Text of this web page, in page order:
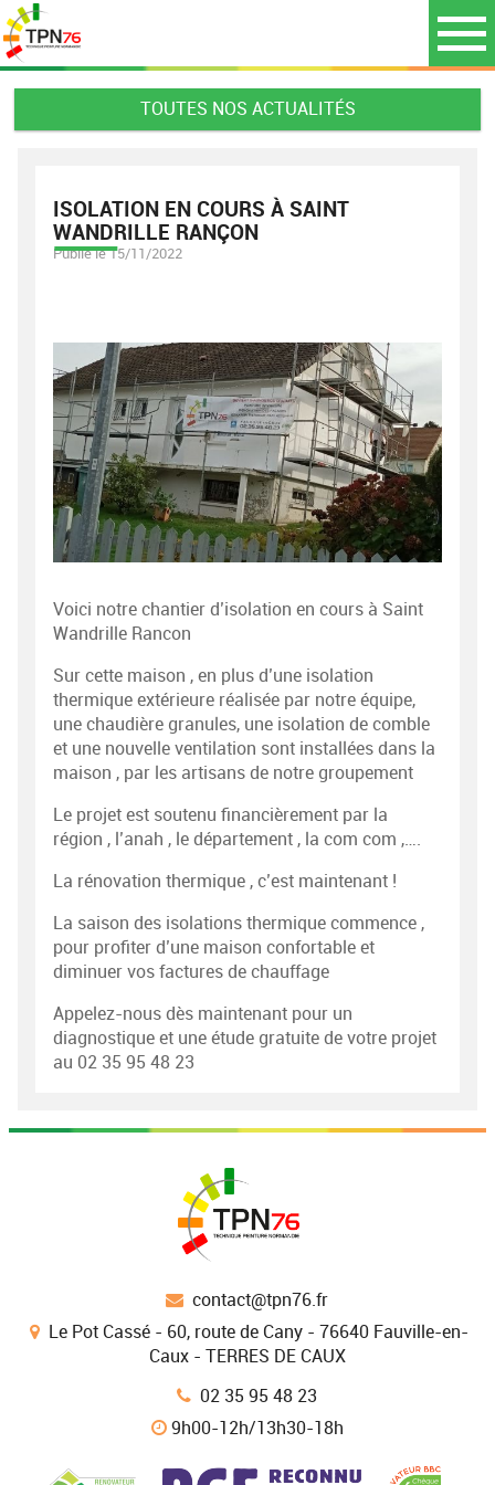
TOUTES NOS ACTUALITÉS
ISOLATION EN COURS À SAINT
WANDRILLE RANÇON
Publié le 15/11/2022
Voici notre chantier d’isolation en cours à Saint
Wandrille Rancon
Sur cette maison , en plus d’une isolation
thermique extérieure réalisée par notre équipe,
une chaudière granules, une isolation de comble
et une nouvelle ventilation sont installées dans la
maison , par les artisans de notre groupement
Le projet est soutenu financièrement par la
région , l’anah , le département , la com com ,….
La rénovation thermique , c’est maintenant !
La saison des isolations thermique commence ,
pour profiter d’une maison confortable et
diminuer vos factures de chauffage
Appelez-nous dès maintenant pour un
diagnostique et une étude gratuite de votre projet
au 02 35 95 48 23
contact@tpn76.fr
Le Pot Cassé - 60, route de Cany - 76640 Fauville-en-
Caux - TERRES DE CAUX
02 35 95 48 23
9h00-12h/13h30-18h